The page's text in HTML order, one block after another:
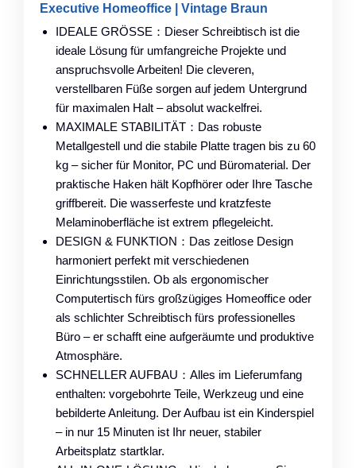
Executive Homeoffice | Vintage Braun
IDEALE GRÖSSE：Dieser Schreibtisch ist die
ideale Lösung für umfangreiche Projekte und
anspruchsvolle Arbeiten! Die cleveren,
verstellbaren Füße sorgen auf jedem Untergrund
für maximalen Halt – absolut wackelfrei.
MAXIMALE STABILITÄT：Das robuste
Metallgestell und die stabile Platte tragen bis zu 60
kg – sicher für Monitor, PC und Büromaterial. Der
praktische Haken hält Kopfhörer oder Ihre Tasche
griffbereit. Die wasserfeste und kratzfeste
Melaminoberfläche ist extrem pflegeleicht.
DESIGN & FUNKTION：Das zeitlose Design
harmoniert perfekt mit verschiedenen
Einrichtungsstilen. Ob als ergonomischer
Computertisch fürs großzügiges Homeoffice oder
als schlichter Schreibtisch fürs professionelles
Büro – er schafft eine aufgeräumte und produktive
Atmosphäre.
SCHNELLER AUFBAU：Alles im Lieferumfang
enthalten: vorgebohrte Teile, Werkzeug und eine
bebilderte Anleitung. Der Aufbau ist ein Kinderspiel
– in nur 15 Minuten ist Ihr neuer, stabiler
Arbeitsplatz startklar.